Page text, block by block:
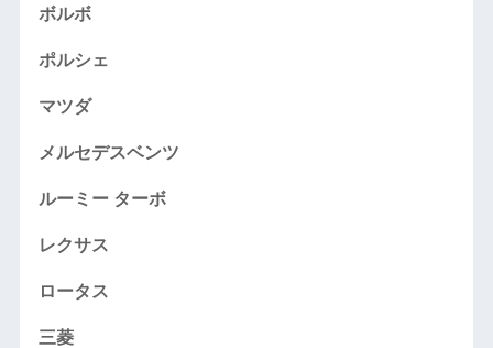
ボルボ
ポルシェ
マツダ
メルセデスベンツ
ルーミー ターボ
レクサス
ロータス
三菱